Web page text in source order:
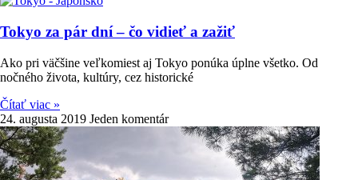
Tokyo za pár dní – čo vidieť a zažiť
Ako pri väčšine veľkomiest aj Tokyo ponúka úplne všetko. Od
nočného života, kultúry, cez historické
Čítať viac »
24. augusta 2019 Jeden komentár